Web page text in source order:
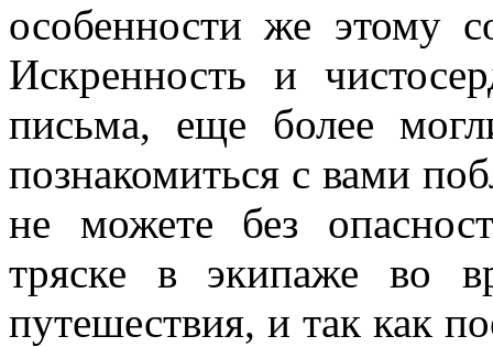
особенности же этому
Искренность и
письма, еще более
познакомиться с вами
не можете без
тряске в эки­паже во
путешествия, и так как